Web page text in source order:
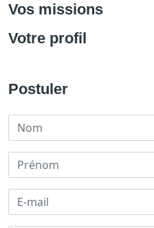
Vos missions
Votre profil
Postuler